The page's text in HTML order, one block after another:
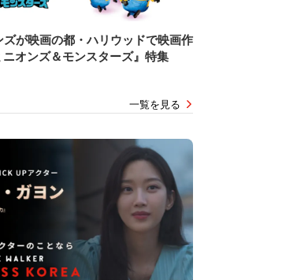
ズが映画の都・ハリウッドで映画作
ニオンズ＆モンスターズ』特集
一覧を見る